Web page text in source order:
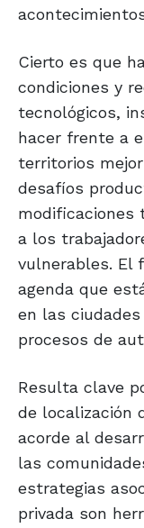
Cierto es que
condiciones y
tecnológicos,
hacer frente a
territorios
desafíos
modificaciones
a los
vulnerables. El
agenda que
en las
procesos de
Resulta clave
de localización
acorde al
las
estrategias
privada son